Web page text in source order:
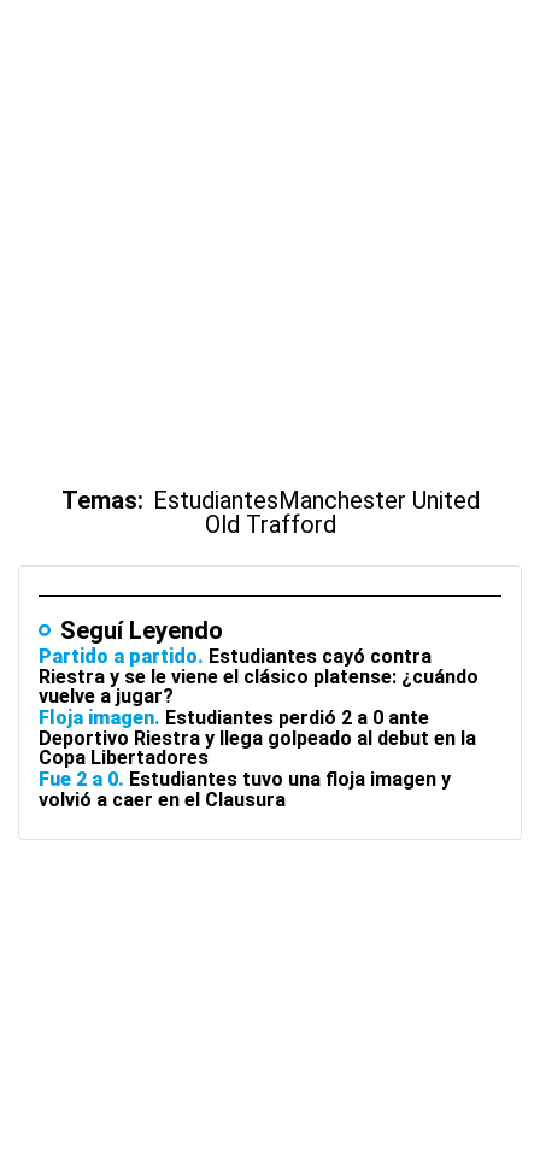
Temas: EstudiantesManchester United
Old Trafford
Seguí Leyendo
Partido a partido Estudiantes cayó contra
Riestra y se le viene el clásico platense: ¿cuándo
vuelve a jugar?
Floja imagen Estudiantes perdió 2 a 0 ante
Deportivo Riestra y llega golpeado al debut en la
Copa Libertadores
Fue 2 a 0 Estudiantes tuvo una floja imagen y
volvió a caer en el Clausura